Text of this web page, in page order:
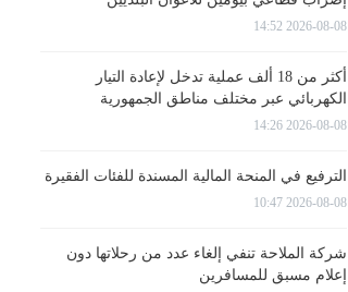
2026-08-08 14:52
أكثر من 18 ألف عملية تدخل لإعادة التيار
الكهربائي عبر مختلف مناطق الجمهورية
2026-08-08 14:26
الترفيع في المنحة المالية المسندة للفئات الفقيرة
2026-08-08 10:47
شركة الملاحة تنفي إلغاء عدد من رحلاتها دون
إعلام مسبق للمسافرين